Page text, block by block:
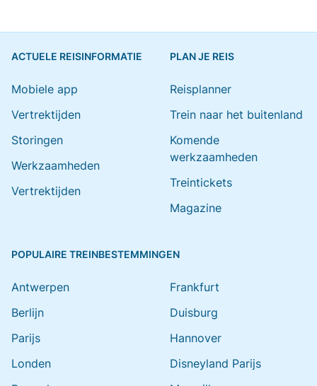
ACTUELE REISINFORMATIE
Mobiele app
Vertrektijden
Storingen
Werkzaamheden
Vertrektijden
PLAN JE REIS
Reisplanner
Trein naar het buitenland
Komende
werkzaamheden
Treintickets
Magazine
POPULAIRE TREINBESTEMMINGEN
Antwerpen
Berlijn
Parijs
Londen
Frankfurt
Duisburg
Hannover
Disneyland Parijs